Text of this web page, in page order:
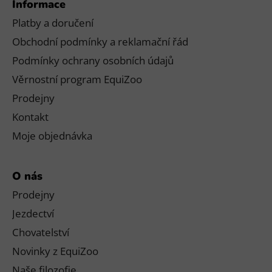
Informace
Platby a doručení
Obchodní podmínky a reklamační řád
Podmínky ochrany osobních údajů
Věrnostní program EquiZoo
Prodejny
Kontakt
Moje objednávka
O nás
Prodejny
Jezdectví
Chovatelství
Novinky z EquiZoo